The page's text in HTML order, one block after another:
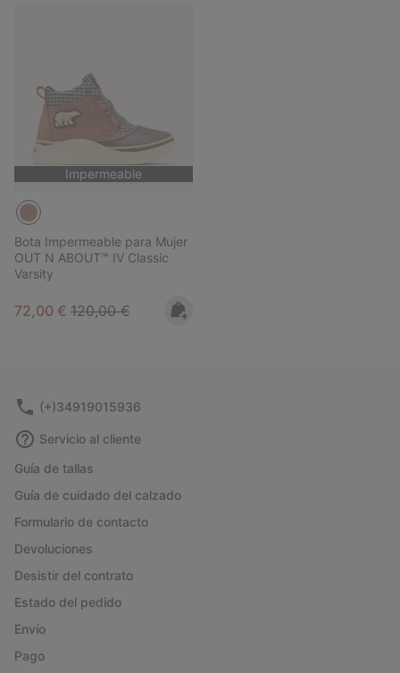
Impermeable
Bota Impermeable para Mujer
OUT N ABOUT™ IV Classic
Varsity
Sale price:
72,00 € Regular price:
120,00 €
(+)34919015936
Servicio al cliente
Guía de tallas
Guía de cuidado del calzado
Formulario de contacto
Devoluciones
Desistir del contrato
Estado del pedido
Envío
Pago